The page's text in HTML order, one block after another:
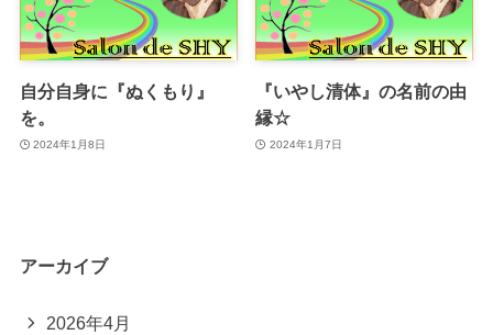
自分自身に『ぬくもり』
を。
2024年1月8日
『いやし清体』の名前の由
縁☆
2024年1月7日
アーカイブ
2026年4月